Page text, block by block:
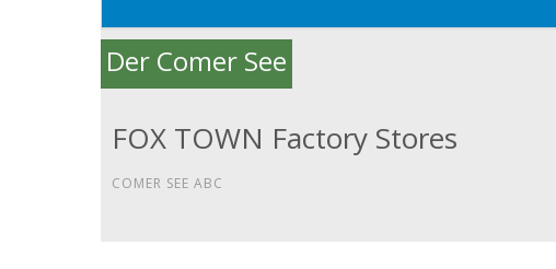
Der Comer See
FOX TOWN Factory Stores
COMER SEE ABC